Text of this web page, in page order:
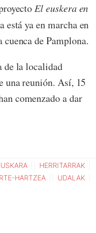
El euskera en
ya en marcha en
de Pamplona.
de la localidad
una reunión. Así, 15
comenzado a dar
HERRITARRAK
HARTZEA UDALAK